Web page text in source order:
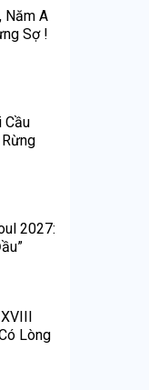
Năm A
Sợ !
Cầu
2027:
Lòng